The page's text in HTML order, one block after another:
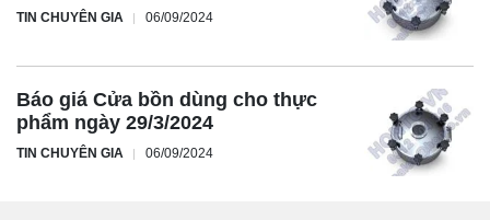
TIN CHUYÊN GIA 06/09/2024
Báo giá Cửa bồn dùng cho thực
phẩm ngày 29/3/2024
TIN CHUYÊN GIA 06/09/2024